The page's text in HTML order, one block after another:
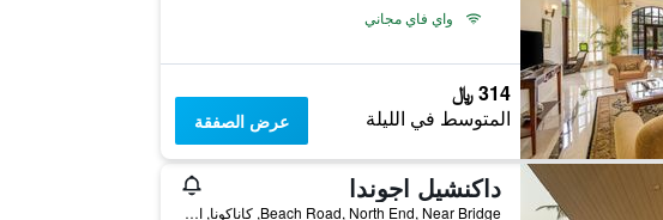
واي فاي مجاني
314 ﷼
المتوسط في الليلة عرض الصفقة
داكنشيل اجوندا
Beach Road, North End, Near Bridge, كاناكونا, الهند